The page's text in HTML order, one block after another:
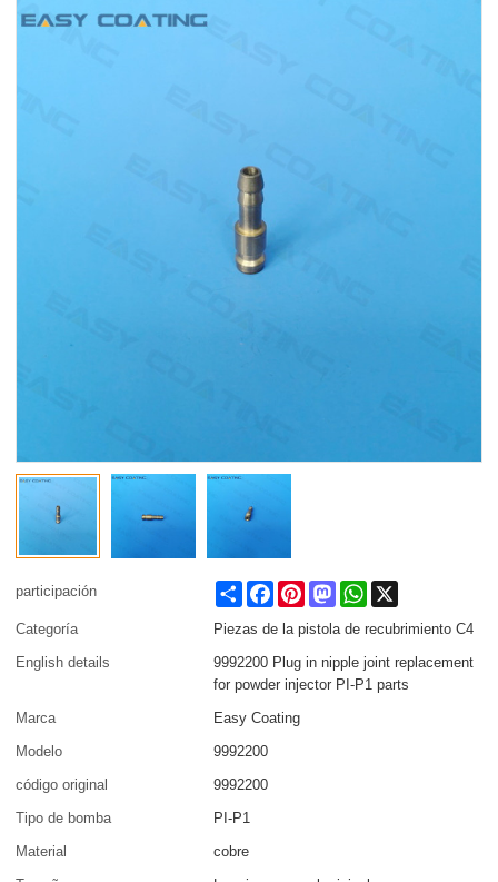
participación ShareFacebookPinterestMastodonWhatsApp
Categoría
Piezas de la pistola de recubrimiento C4
English details
9992200 Plug in nipple joint replacement
for powder injector PI-P1 parts
Marca
Easy Coating
Modelo
9992200
código original
9992200
Tipo de bomba
PI-P1
Material
cobre